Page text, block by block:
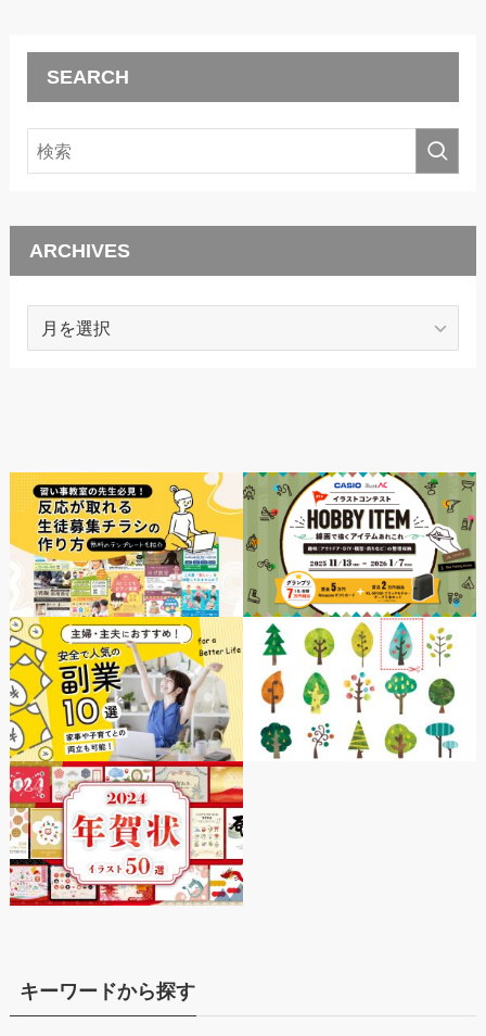
SEARCH
ARCHIVES
ARCHIVES
キーワードから探す